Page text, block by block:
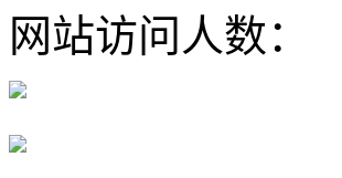
网站访问人数：